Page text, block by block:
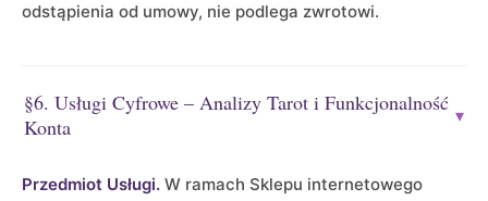
odstąpienia od umowy, nie podlega zwrotowi.
§6. Usługi Cyfrowe – Analizy Tarot i Funkcjonalność
Konta
▾
Przedmiot Usługi. W ramach Sklepu internetowego